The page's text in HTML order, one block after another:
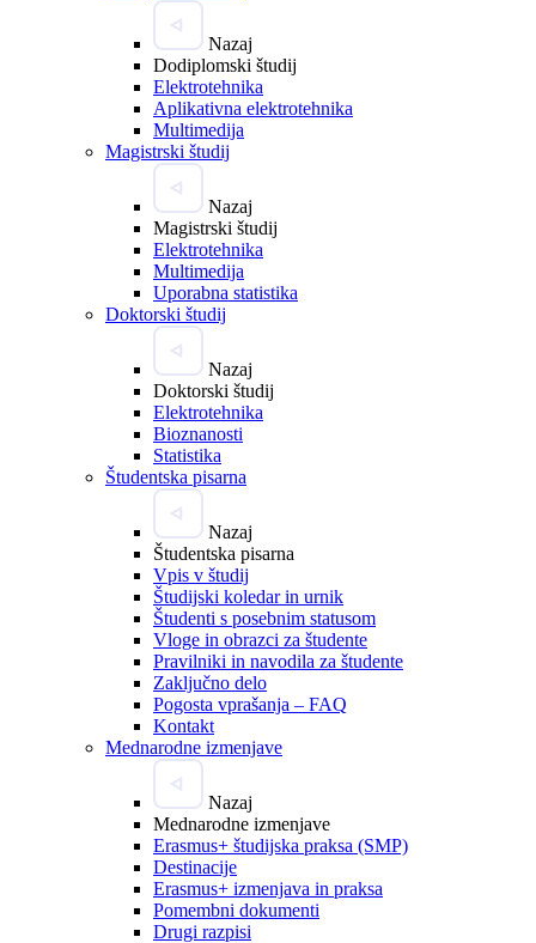
Nazaj
Dodiplomski študij
Elektrotehnika
Aplikativna elektrotehnika
Multimedija
Magistrski študij
Nazaj
Magistrski študij
Elektrotehnika
Multimedija
Uporabna statistika
Doktorski študij
Nazaj
Doktorski študij
Elektrotehnika
Bioznanosti
Statistika
Študentska pisarna
Nazaj
Študentska pisarna
Vpis v študij
Študijski koledar in urnik
Študenti s posebnim statusom
Vloge in obrazci za študente
Pravilniki in navodila za študente
Zaključno delo
Pogosta vprašanja – FAQ
Kontakt
Mednarodne izmenjave
Nazaj
Mednarodne izmenjave
Erasmus+ študijska praksa (SMP)
Destinacije
Erasmus+ izmenjava in praksa
Pomembni dokumenti
Drugi razpisi